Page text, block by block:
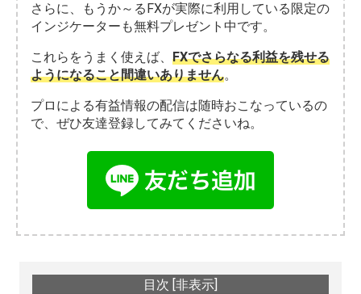
さらに、もうか～るFXが実際に利用している限定の
インジケーターも無料プレゼント中です。
これらをうまく使えば、 FXでさらなる利益を残せる
ようになること間違いありません。
プロによる有益情報の配信は随時おこなっているの
で、ぜひ友達登録してみてくださいね。
目次 非表示